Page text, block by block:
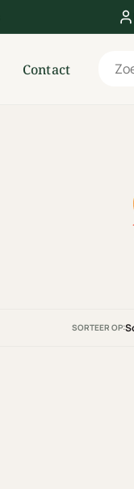
Contact
SORTEER OP: